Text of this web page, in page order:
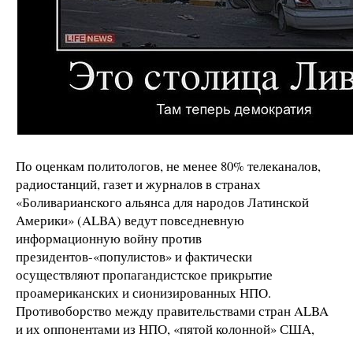
По оценкам политологов, не менее 80% телеканалов,
радиостанций, газет и журналов в странах
«Боливарианского альянса для народов Латинской
Америки» (ALBA) ведут повседневную
информационную войну против
президентов-«популистов» и фактически
осуществляют пропагандистское прикрытие
проамериканских и сионизированных НПО.
Противоборство между правительствами стран ALBA
и их оппонентами из НПО, «пятой колонной» США,